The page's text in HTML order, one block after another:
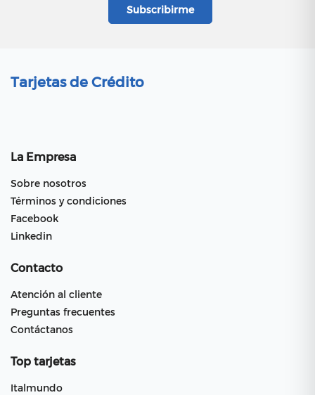
Tarjetas de Crédito
La Empresa
Sobre nosotros
Términos y condiciones
Facebook
Linkedin
Contacto
Atención al cliente
Preguntas frecuentes
Contáctanos
Top tarjetas
Italmundo